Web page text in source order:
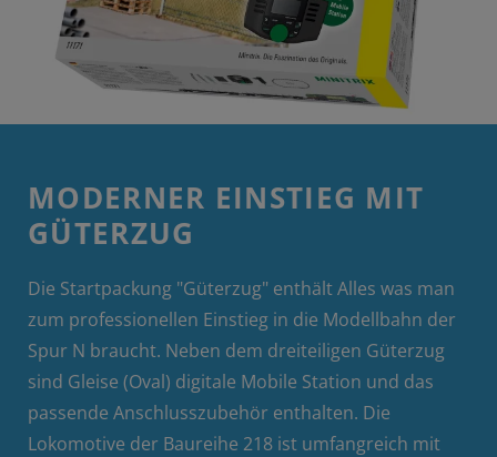
MODERNER EINSTIEG MIT
GÜTERZUG
Die Startpackung "Güterzug" enthält Alles was man
zum professionellen Einstieg in die Modellbahn der
Spur N braucht. Neben dem dreiteiligen Güterzug
sind Gleise (Oval) digitale Mobile Station und das
passende Anschlusszubehör enthalten. Die
Lokomotive der Baureihe 218 ist umfangreich mit